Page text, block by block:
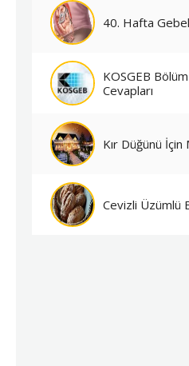
40. Hafta
KOSGEB
Cevapları
Kır Düğünü İçin
Cevizli Üzümlü